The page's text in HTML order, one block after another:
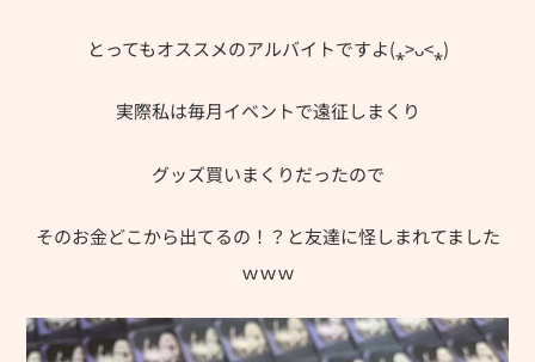
とってもオススメのアルバイトですよ(⁎>ᴗ<⁎)
実際私は毎月イベントで遠征しまくり
グッズ買いまくりだったので
そのお金どこから出てるの！？と友達に怪しまれてました
ｗｗｗ